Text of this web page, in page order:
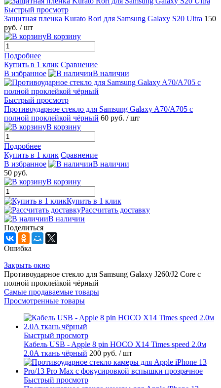
Быстрый просмотр
Защитная пленка Kurato Rori для Samsung Galaxy S20 Ultra 150
руб. / шт
В корзину
Подробнее
Купить в 1 клик Сравнение
В избранное
В наличии
Быстрый просмотр
Противоударное стекло для Samsung Galaxy A70/A705 с
полной проклейкой чёрный 60 руб. / шт
В корзину
Подробнее
Купить в 1 клик Сравнение
В избранное
В наличии
50 руб.
В корзину
Купить в 1 клик
Рассчитать доставку
В наличии
Поделиться
Ошибка
Закрыть окно
Противоударное стекло для Samsung Galaxy J260/J2 Core с
полной проклейкой чёрный
Самые продаваемые товары
Просмотренные товары
Быстрый просмотр
Кабель USB - Apple 8 pin HOCO X14 Times speed 2.0м
2.0A ткань чёрный 200 руб. / шт
Быстрый просмотр